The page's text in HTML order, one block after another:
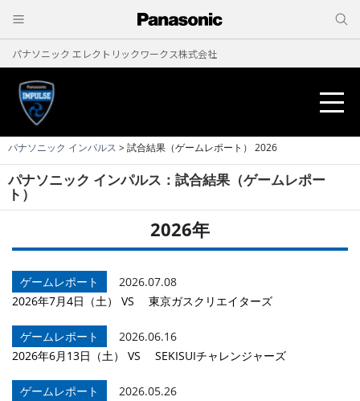
パナソニック エレクトリックワークス株式会社
ニュース
試合結果
試合予定
パナソニック インパルス > 試合結果（ゲームレポート） 2026
パナソニック インパルス：試合結果（ゲームレポー
ト）
2026年
ゲームレポート
2026.07.08
2026年7月4日（土） VS 東京ガスクリエイターズ
ゲームレポート
2026.06.16
2026年6月13日（土） VS SEKISUIチャレンジャーズ
ゲームレポート
2026.05.26